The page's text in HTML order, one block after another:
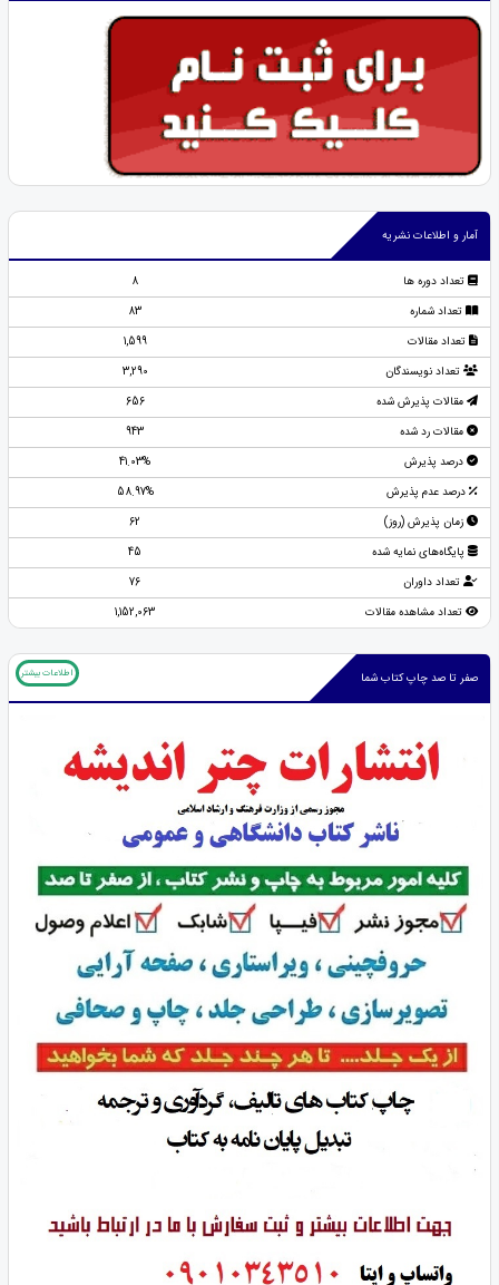
آمار و اطلاعات نشریه
تعداد دوره ها
8
تعداد شماره
83
تعداد مقالات
1,599
تعداد نویسندگان
3,290
مقالات پذیرش شده
656
مقالات رد شده
943
درصد پذیرش
41.03%
درصد عدم پذیرش
58.97%
زمان پذیرش (روز)
62
پایگاه‌های نمایه شده
45
تعداد داوران
76
تعداد مشاهده مقالات
1,152,063
صفر تا صد چاپ کتاب شما اطلاعات بیشتر